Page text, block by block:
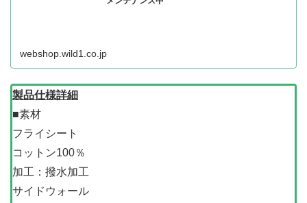
webshop.wild1.co.jp
製品仕様詳細
■素材
フライシート
コットン100％
加工：撥水加工
サイドウォール